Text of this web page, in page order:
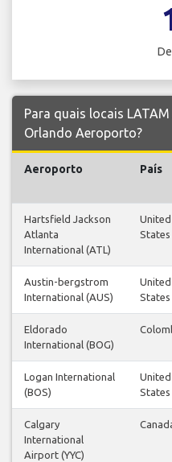
Para quais locais
Orlando Aeroporto?
Aeroporto País
Hartsfield Jackson
Atlanta
International (ATL)
United
States
Austin-bergstrom
International (AUS)
United
States
Eldorado
International (BOG)
Logan International
(BOS)
United
States
Calgary
International
Airport (YYC)